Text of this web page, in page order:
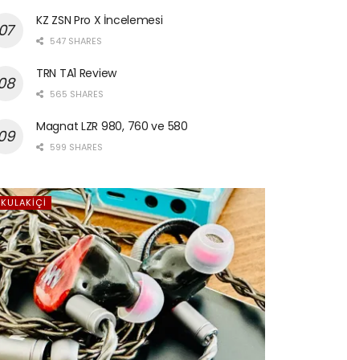
KZ ZSN Pro X İncelemesi
547 SHARES
TRN TA1 Review
565 SHARES
Magnat LZR 980, 760 ve 580
599 SHARES
KULAKIÇI